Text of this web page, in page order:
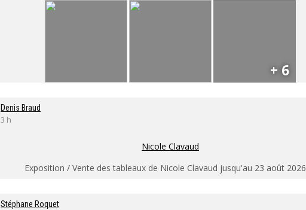
+ 6
Denis Braud
3 h
Nicole Clavaud
Exposition / Vente des tableaux de Nicole Clavaud jusqu'au 23 août 2026
Stéphane Roquet